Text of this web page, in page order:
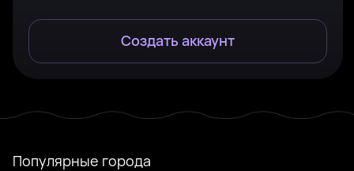
Создать аккаунт
Популярные города